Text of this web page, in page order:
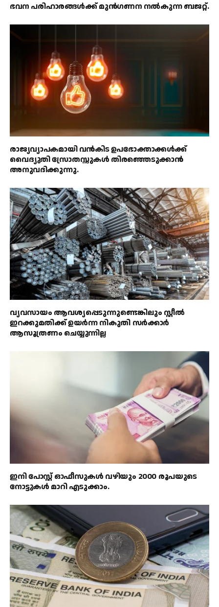
ഭവന പരിഹാരങ്ങൾക്ക് മുൻഗണന നൽകുന്ന ബജറ്റ്.
രാജ്യവ്യാപകമായി വൻകിട ഉപഭോക്താക്കൾക്ക്
വൈദ്യുതി സ്രോതസ്സുകൾ തിരഞ്ഞെടുക്കാൻ
അനുവദിക്കുന്നു.
വ്യവസായം ആവശ്യപ്പെടുന്നുണ്ടെങ്കിലും സ്റ്റീൽ
ഇറക്കുമതിക്ക് ഉയർന്ന നികുതി സർക്കാർ
ആസൂത്രണം ചെയ്യുന്നില്ല
ഇനി പോസ്റ്റ് ഓഫീസുകൾ വഴിയും 2000 രൂപയുടെ
നോട്ടുകൾ മാറി എടുക്കാം.